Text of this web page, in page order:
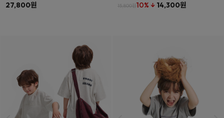
27,800원 15,800원10% ↓ 14,300원